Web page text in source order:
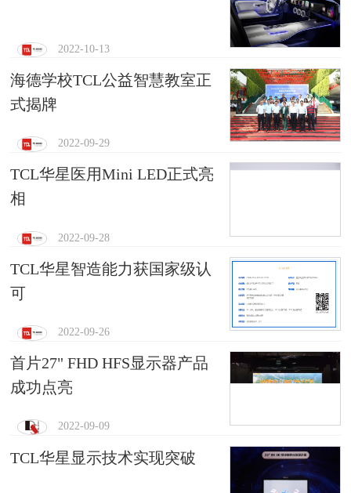
2022-10-13
海德学校TCL公益智慧教室正
式揭牌
2022-09-29
TCL华星医用Mini LED正式亮
相
2022-09-28
TCL华星智造能力获国家级认
可
2022-09-26
首片27" FHD HFS显示器产品
成功点亮
2022-09-09
TCL华星显示技术实现突破